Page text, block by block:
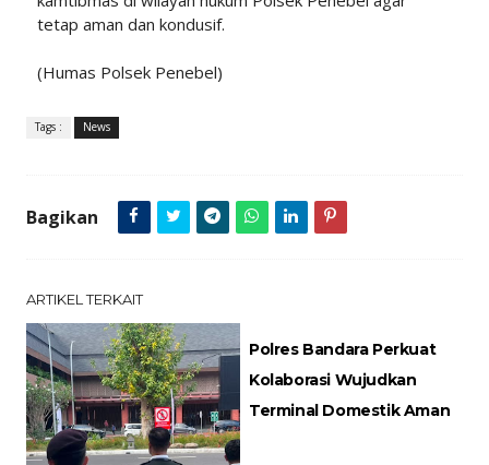
tetap aman dan kondusif.
(Humas Polsek Penebel)
Tags : News
Bagikan
ARTIKEL TERKAIT
Polres Bandara Perkuat
Kolaborasi Wujudkan
Terminal Domestik Aman